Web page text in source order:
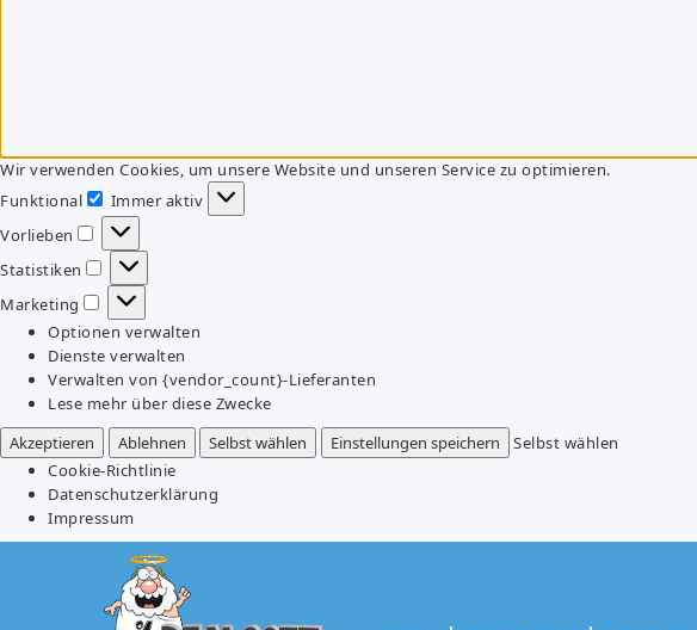
Wir verwenden Cookies, um unsere Website und unseren Service zu optimieren.
Funktional
Funktional
Immer aktiv
Vorlieben
Vorlieben
Statistiken
Statistiken
Marketing
Marketing
Optionen verwalten
Dienste verwalten
Verwalten von {vendor_count}-Lieferanten
Lese mehr über diese Zwecke
Akzeptieren
Ablehnen Selbst wählen Einstellungen speichern
Selbst wählen
Cookie-Richtlinie
Datenschutzerklärung
Impressum